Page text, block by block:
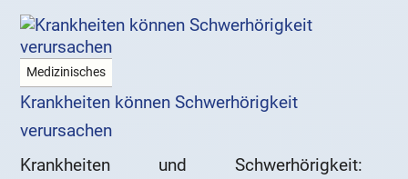
Medizinisches
Krankheiten können Schwerhörigkeit
verursachen
Krankheiten und Schwerhörigkeit: